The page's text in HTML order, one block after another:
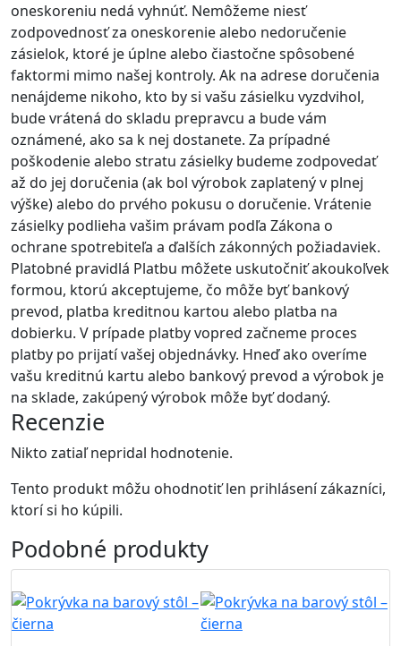
oneskoreniu nedá vyhnúť. Nemôžeme niesť
zodpovednosť za oneskorenie alebo nedoručenie
zásielok, ktoré je úplne alebo čiastočne spôsobené
faktormi mimo našej kontroly. Ak na adrese doručenia
nenájdeme nikoho, kto by si vašu zásielku vyzdvihol,
bude vrátená do skladu prepravcu a bude vám
oznámené, ako sa k nej dostanete. Za prípadné
poškodenie alebo stratu zásielky budeme zodpovedať
až do jej doručenia (ak bol výrobok zaplatený v plnej
výške) alebo do prvého pokusu o doručenie. Vrátenie
zásielky podlieha vašim právam podľa Zákona o
ochrane spotrebiteľa a ďalších zákonných požiadaviek.
Platobné pravidlá Platbu môžete uskutočniť akoukoľvek
formou, ktorú akceptujeme, čo môže byť bankový
prevod, platba kreditnou kartou alebo platba na
dobierku. V prípade platby vopred začneme proces
platby po prijatí vašej objednávky. Hneď ako overíme
vašu kreditnú kartu alebo bankový prevod a výrobok je
na sklade, zakúpený výrobok môže byť dodaný.
Recenzie
Nikto zatiaľ nepridal hodnotenie.
Tento produkt môžu ohodnotiť len prihlásení zákazníci,
ktorí si ho kúpili.
Podobné produkty